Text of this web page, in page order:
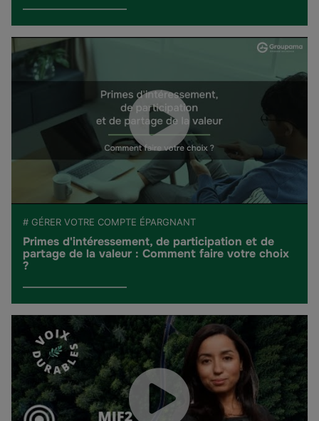
# GÉRER VOTRE COMPTE ÉPARGNANT
Primes d'intéressement, de participation et de
partage de la valeur : Comment faire votre choix
?